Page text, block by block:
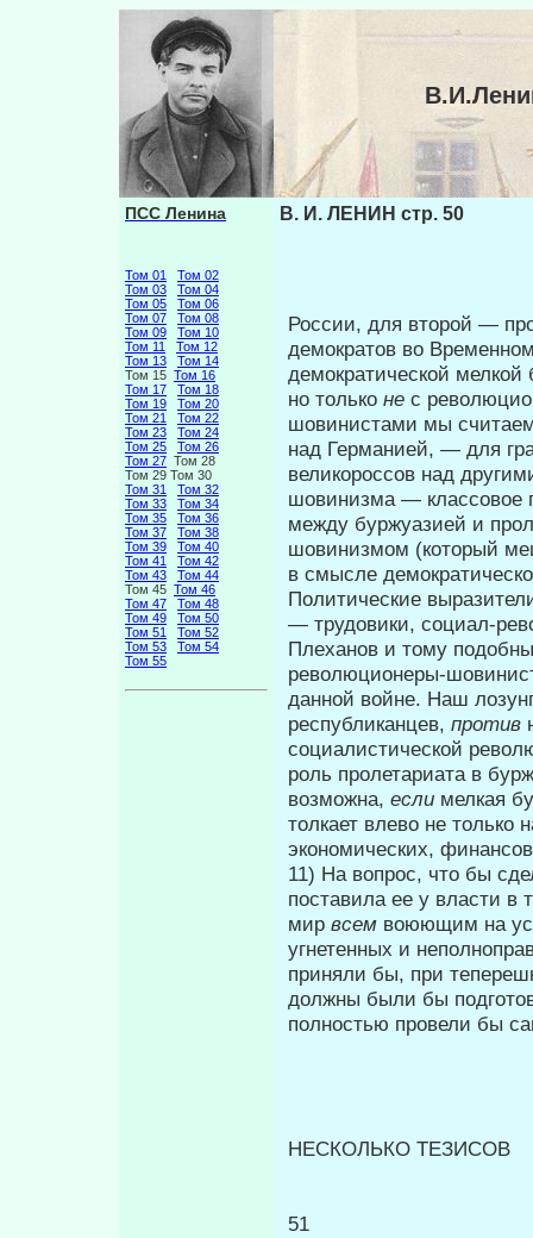
ПСС Ленина
Том 01
Том 02
Том 03
Том 04
Том 05
Том 06
Том 07
Том 08
Том 09
Том 10
Том 11
Том 12
Том 13
Том 14
Том 15 Том 16
Том 17
Том 18
Том 19
Том 20
Том 21
Том 22
Том 23
Том 24
Том 25
Том 26
Том 27 Том 28
Том 29 Том 30
Том 31
Том 32
Том 33
Том 34
Том 35
Том 36
Том 37
Том 38
Том 39
Том 40
Том 41
Том 42
Том 43
Том 44
Том 45 Том 46
Том 47
Том 48
Том 49
Том 50
Том 51
Том 52
Том 53
Том 54
Том 55
В. И. ЛЕНИН стр. 50
России, для второй —
демократов во
демократической
но только не с
шовинистами мы
над Германией, — для
великороссов над
шовинизма — классовое
между буржуазией и
шовинизмом (кото­рый
в смысле
Политические
— трудовики, социал-
Плеханов и тому
революционеры-
данной войне. Наш
респуб­ликанцев, против
социалистической
роль пролетариата в
возможна, если мелкая
толкает влево не только
экономических,
11) На вопрос, что бы
поставила ее у власти
мир всем воюющим на
угнетенных и
приняли бы, при
должны были бы
полностью провели бы
НЕСКОЛЬКО ТЕЗИСОВ
51